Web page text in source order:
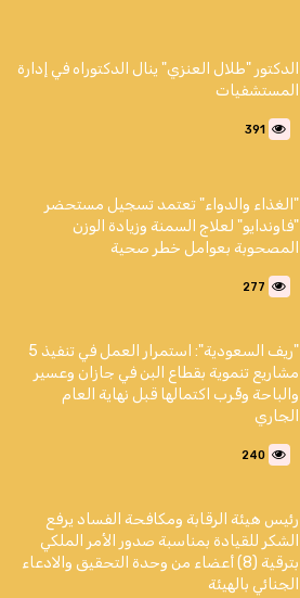
الدكتور "طلال العنزي" ينال الدكتوراه في إدارة
المستشفيات
391
"الغذاء والدواء" تعتمد تسجيل مستحضر
"فاوندايو" لعلاج السمنة وزيادة الوزن
المصحوبة بعوامل خطر صحية
277
"ريف السعودية": استمرار العمل في تنفيذ 5
مشاريع تنموية بقطاع البن في جازان وعسير
والباحة وقُرب اكتمالها قبل نهاية العام
الجاري
240
رئيس هيئة الرقابة ومكافحة الفساد يرفع
الشكر للقيادة بمناسبة صدور الأمر الملكي
بترقية (8) أعضاء من وحدة التحقيق والادعاء
الجنائي بالهيئة